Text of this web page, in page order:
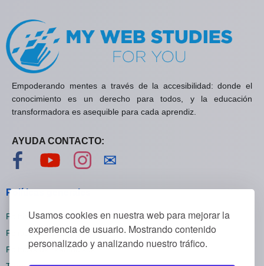
Usamos cookies en nuestra web para mejorar la
experiencia de usuario. Mostrando contenido
personalizado y analizando nuestro tráfico.
Empoderando mentes a través de la accesibilidad: donde el
conocimiento es un derecho para todos, y la educación
transformadora es asequible para cada aprendiz.
AYUDA CONTACTO:
Visítanos en Facebook
Visítanos en YouTube
Visítanos en Instagram
✉
Políticas generales
Políticas de privacidad
Políticas de cookies
Políticas de reembolsos